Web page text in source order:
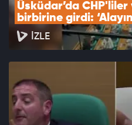
Üsküdar’da
birbirine girdi:
İZLE